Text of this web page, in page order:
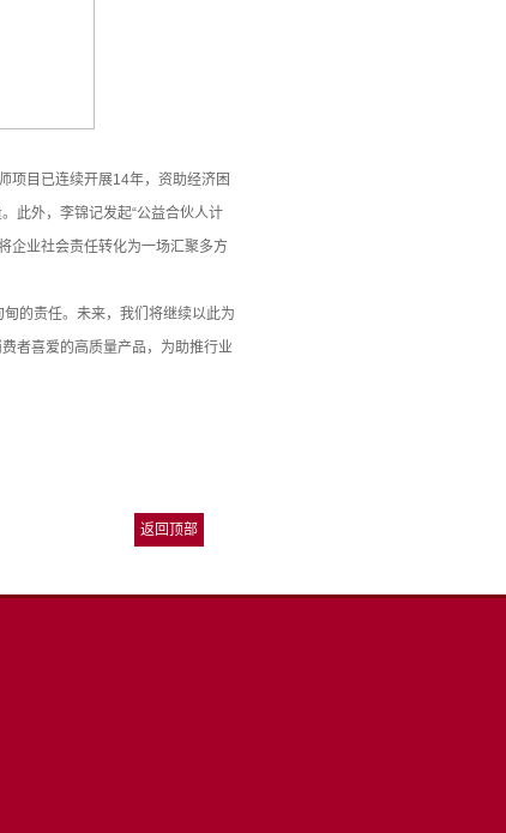
项目已连续开展14年，资助经济困
此外，李锦记发起“公益合伙人计
企业社会责任转化为一场汇聚多方
甸的责任。未来，我们将继续以此为
者喜爱的高质量产品，为助推行业
返回顶部